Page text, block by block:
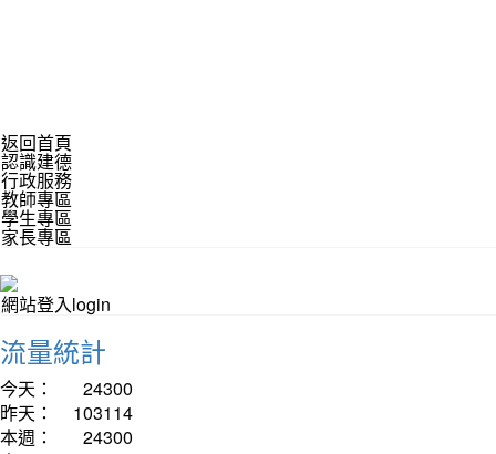
返回首頁
認識建德
行政服務
教師專區
學生專區
家長專區
網站登入login
流量統計
今天：
24300
昨天：
103114
本週：
24300